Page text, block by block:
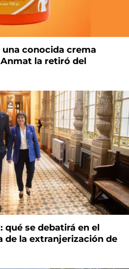
conocida crema
la retiró del
qué se debatirá en el
de la extranjerización de